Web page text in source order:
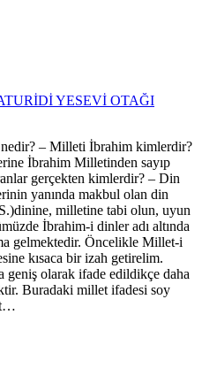
YESEVİ OTAĞI
– Milleti İbrahim kimlerdir?
İbrahim Milletinden sayıp
gerçekten kimlerdir? – Din
yanında makbul olan din
milletine tabi olun, uyun
İbrahim-i dinler adı altında
gelmektedir. Öncelikle Millet-i
kısaca bir izah getirelim.
geniş olarak ifade edildikçe daha
Buradaki millet ifadesi soy